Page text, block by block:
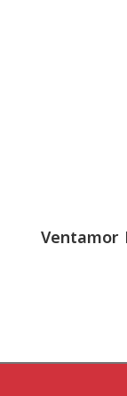
Ventamor